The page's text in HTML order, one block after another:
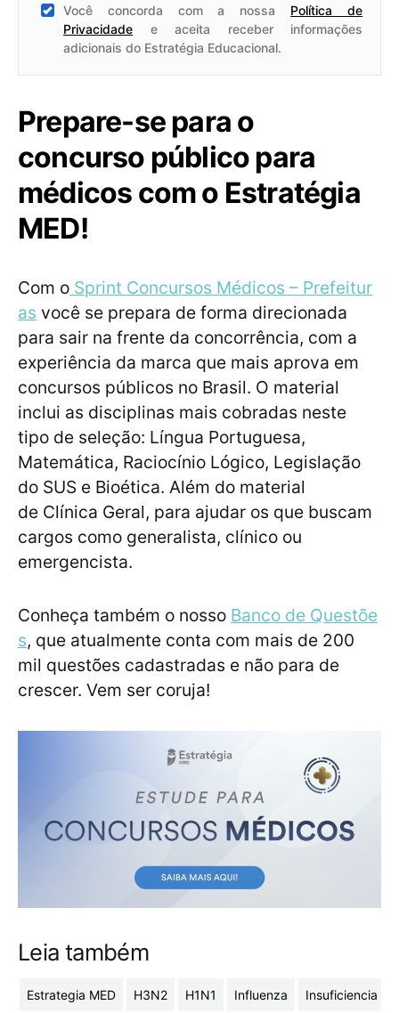
Você concorda com a nossa Política de
Privacidade e aceita receber informações
adicionais do Estratégia Educacional.
Prepare-se para o
concurso público para
médicos com o Estratégia
MED!
Com o Sprint Concursos Médicos – Prefeitur
as você se prepara de forma direcionada
para sair na frente da concorrência, com a
experiência da marca que mais aprova em
concursos públicos no Brasil. O material
inclui as disciplinas mais cobradas neste
tipo de seleção: Língua Portuguesa,
Matemática, Raciocínio Lógico, Legislação
do SUS e Bioética. Além do material
de Clínica Geral, para ajudar os que buscam
cargos como generalista, clínico ou
emergencista.
Conheça também o nosso Banco de Questõe
s, que atualmente conta com mais de 200
mil questões cadastradas e não para de
crescer. Vem ser coruja!
Leia também
Estrategia MED H3N2 H1N1 Influenza Insuficiencia